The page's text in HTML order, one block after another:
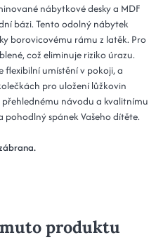
nábytkové desky a MDF
bázi. Tento odolný nábytek
borovicovému rámu z latěk. Pro
což eliminuje riziko úrazu.
flexibilní umístění v pokoji, a
pro uložení lůžkovin
návodu a kvalitnímu
spánek Vašeho dítěte.
.
produktu